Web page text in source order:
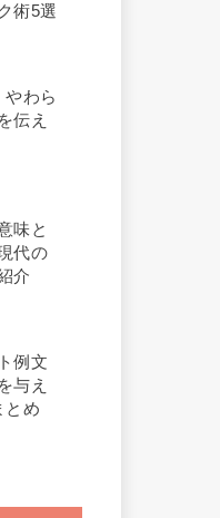
術5選
やわら
伝え
味と
代の
介
例文
与え
とめ